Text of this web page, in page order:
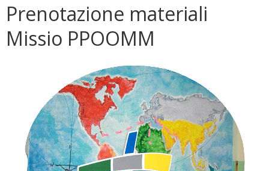
Prenotazione materiali
Missio PPOOMM